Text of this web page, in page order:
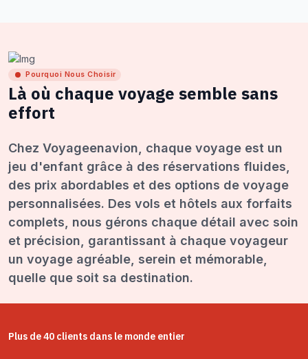
Pourquoi Nous Choisir
Là où chaque voyage semble sans
effort
Chez Voyageenavion, chaque voyage est un
jeu d'enfant grâce à des réservations fluides,
des prix abordables et des options de voyage
personnalisées. Des vols et hôtels aux forfaits
complets, nous gérons chaque détail avec soin
et précision, garantissant à chaque voyageur
un voyage agréable, serein et mémorable,
quelle que soit sa destination.
Plus de 40 clients dans le monde entier